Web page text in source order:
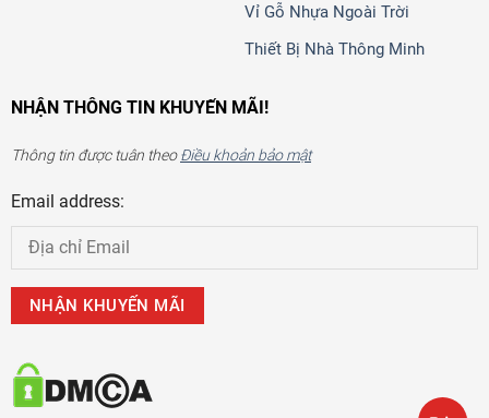
Vỉ Gỗ Nhựa Ngoài Trời
Thiết Bị Nhà Thông Minh
NHẬN THÔNG TIN KHUYẾN MÃI!
Thông tin được tuân theoĐiều khoản bảo mật
Email address: